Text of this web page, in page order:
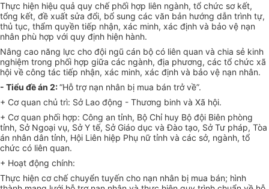
Thực hiện hiệu quả quy chế phối hợp liên ngành, tổ chức sơ kết,
tổng kết, đề xuất sửa đổi, bổ sung các văn bản hướng dẫn trình tự,
thủ tục, thẩm quyền tiếp nhận, xác minh, xác định và bảo vệ nạn
nhân phù hợp với quy định hiện hành.
Nâng cao năng lực cho đội ngũ cán bộ có liên quan và chia sẻ kinh
nghiệm trong phối hợp giữa các ngành, địa phương, các tổ chức xã
hội về công tác tiếp nhận, xác minh, xác định và bảo vệ nạn nhân.
- Tiểu đề án 2:“Hỗ trợ nạn nhân bị mua bán trở về”.
+ Cơ quan chủ trì: Sở Lao động - Thương binh và Xã hội.
+ Cơ quan phối hợp: Công an tỉnh, Bộ Chỉ huy Bộ đội Biên phòng
tỉnh, Sở Ngoại vụ, Sở Y tế, Sở Giáo dục và Đào tạo, Sở Tư pháp, Tòa
án nhân dân tỉnh, Hội Liên hiệp Phụ nữ tỉnh và các sở, ngành, tổ
chức có liên quan.
+ Hoạt động chính:
Thực hiện cơ chế chuyển tuyến cho nạn nhân bị mua bán; hình